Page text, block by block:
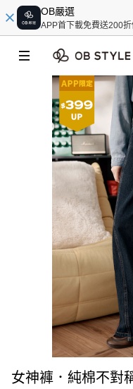
OB嚴選
APP首下載免費送200
女神褲．純棉不對